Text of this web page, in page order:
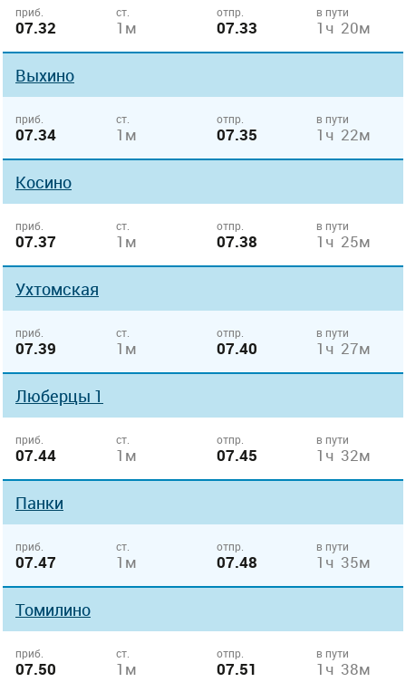
приб.
07.32
ст.
1м
отпр.
07.33
в пути
1ч 20м
Выхино
приб.
07.34
ст.
1м
отпр.
07.35
в пути
1ч 22м
Косино
приб.
07.37
ст.
1м
отпр.
07.38
в пути
1ч 25м
Ухтомская
приб.
07.39
ст.
1м
отпр.
07.40
в пути
1ч 27м
Люберцы 1
приб.
07.44
ст.
1м
отпр.
07.45
в пути
1ч 32м
Панки
приб.
07.47
ст.
1м
отпр.
07.48
в пути
1ч 35м
Томилино
приб.
07.50
ст.
1м
отпр.
07.51
в пути
1ч 38м